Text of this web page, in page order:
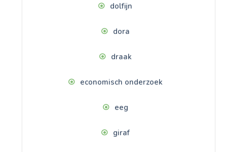
dolfijn
dora
draak
economisch onderzoek
eeg
giraf